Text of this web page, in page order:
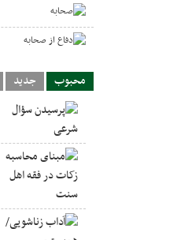
محبوب جدید